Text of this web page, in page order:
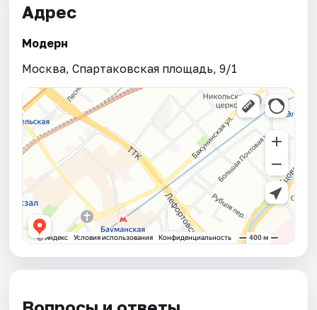
Адрес
Модерн
Москва, Спартаковская площадь, 9/1